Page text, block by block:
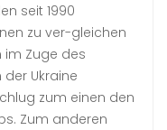
seit 1990
zu ver-gleichen
im Zuge des
Ukraine
zum einen den
Zum anderen